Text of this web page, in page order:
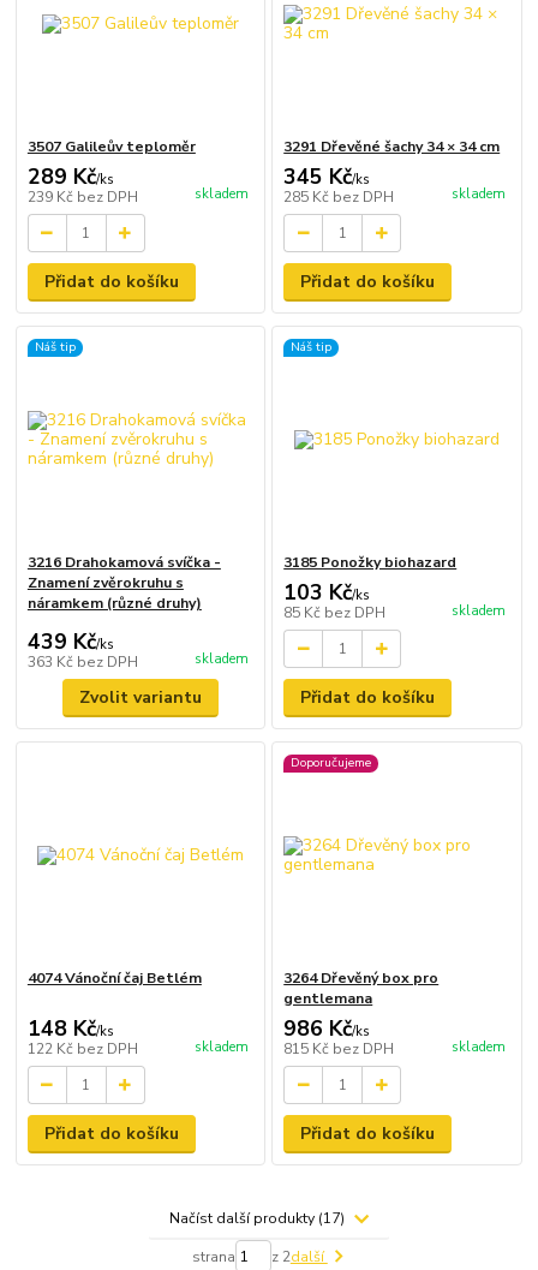
3507 Galileův teploměr
289 Kč/ks
239 Kč bez DPH skladem
Přidat do košíku
3291 Dřevěné šachy 34 × 34 cm
345 Kč/ks
285 Kč bez DPH skladem
Přidat do košíku
Náš tip
3216 Drahokamová svíčka -
Znamení zvěrokruhu s
náramkem (různé druhy)
439 Kč/ks
363 Kč bez DPH skladem
Zvolit variantu
Náš tip
3185 Ponožky biohazard
103 Kč/ks
85 Kč bez DPH skladem
Přidat do košíku
4074 Vánoční čaj Betlém
148 Kč/ks
122 Kč bez DPH skladem
Přidat do košíku
Doporučujeme
3264 Dřevěný box pro
gentlemana
986 Kč/ks
815 Kč bez DPH skladem
Přidat do košíku
Načíst další produkty (17)
strana z 2další